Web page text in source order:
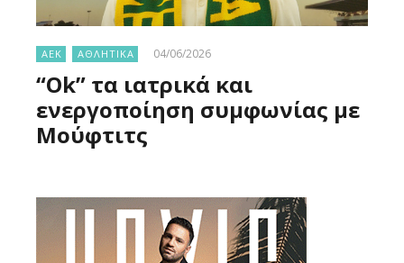
ΑΕΚ ΑΘΛΗΤΙΚΑ 04/06/2026
“Ok” τα ιατρικά και
ενεργοποίηση συμφωνίας με
Μούφτιτς